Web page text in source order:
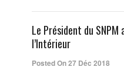
Le Président du
l’Intérieur
Posted On 27 Déc 2018